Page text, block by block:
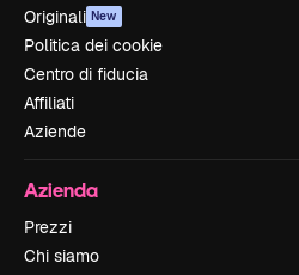
Originali New
Politica dei cookie
Centro di fiducia
Affiliati
Aziende
Azienda
Prezzi
Chi siamo